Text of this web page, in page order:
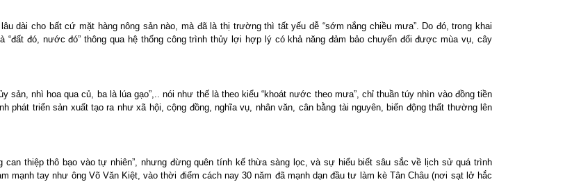
dài cho bất cứ mặt hàng nông sản nào, mà đã là thị trường thì tất yếu dễ “sớm nắng chiều mưa”. Do đó, trong khai
đó, nước đó” thông qua hệ thống công trình thủy lợi hợp lý có khả năng đảm bảo chuyển đổi được mùa vụ, cây
sản, nhì hoa qua củ, ba là lúa gạo”,.. nói như thế là theo kiểu “khoát nước theo mưa”, chỉ thuần túy nhìn vào đồng tiền
phát triển sản xuất tạo ra như xã hội, cộng đồng, nghĩa vụ, nhân văn, cân bằng tài nguyên, biến động thất thường lên
thiệp thô bạo vào tự nhiên”, nhưng đừng quên tính kế thừa sàng lọc, và sự hiểu biết sâu sắc về lịch sử quá trình
mạnh tay như ông Võ Văn Kiệt, vào thời điểm cách nay 30 năm đã mạnh dạn đầu tư làm kè Tân Châu (nơi sạt lở hắc